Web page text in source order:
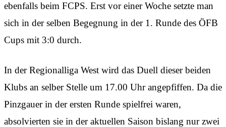
ebenfalls beim FCPS. Erst vor einer Woche setzte man
sich in der selben Begegnung in der 1. Runde des ÖFB
Cups mit 3:0 durch.
In der Regionalliga West wird das Duell dieser beiden
Klubs an selber Stelle um 17.00 Uhr angepfiffen. Da die
Pinzgauer in der ersten Runde spielfrei waren,
absolvierten sie in der aktuellen Saison bislang nur zwei